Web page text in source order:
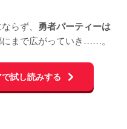
らず、 勇者パーティーは
まで広がっていき……。
試し読みする